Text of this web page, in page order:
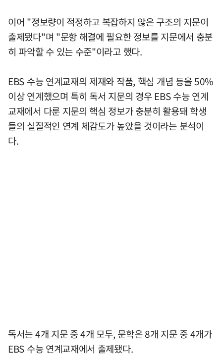
이어 "정보량이 적정하고 복잡하지 않은 구조의 지문이
출제됐다"며 "문항 해결에 필요한 정보를 지문에서 충분
히 파악할 수 있는 수준"이라고 했다.
EBS 수능 연계교재의 제재와 작품, 핵심 개념 등을 50%
이상 연계했으며 특히 독서 지문의 경우 EBS 수능 연계
교재에서 다룬 지문의 핵심 정보가 충분히 활용돼 학생
들의 실질적인 연계 체감도가 높았을 것이라는 분석이
다.
독서는 4개 지문 중 4개 모두, 문학은 8개 지문 중 4개가
EBS 수능 연계교재에서 출제됐다.